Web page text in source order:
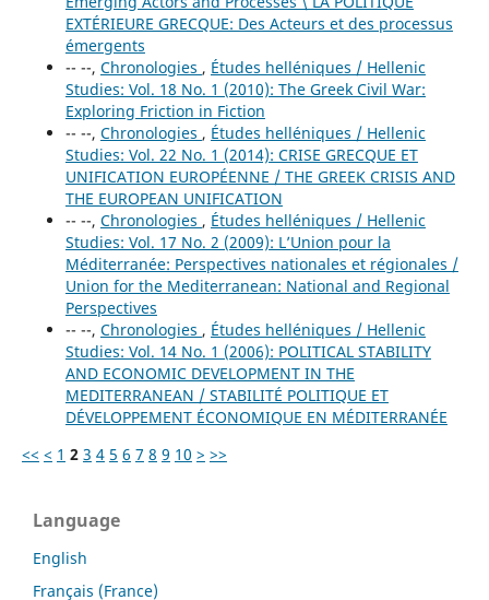
EXTÉRIEURE GRECQUE: Des Acteurs et des processus
émergents
-- --, Chronologies , Études helléniques / Hellenic
Studies: Vol. 18 No. 1 (2010): The Greek Civil War:
Exploring Friction in Fiction
-- --, Chronologies , Études helléniques / Hellenic
Studies: Vol. 22 No. 1 (2014): CRISE GRECQUE ET
UNIFICATION EUROPÉENNE / THE GREEK CRISIS AND
THE EUROPEAN UNIFICATION
-- --, Chronologies , Études helléniques / Hellenic
Studies: Vol. 17 No. 2 (2009): L’Union pour la
Méditerranée: Perspectives nationales et régionales /
Union for the Mediterranean: National and Regional
Perspectives
-- --, Chronologies , Études helléniques / Hellenic
Studies: Vol. 14 No. 1 (2006): POLITICAL STABILITY
AND ECONOMIC DEVELOPMENT IN THE
MEDITERRANEAN / STABILITÉ POLITIQUE ET
DÉVELOPPEMENT ÉCONOMIQUE EN MÉDITERRANÉE
<< < 1 2 3 4 5 6 7 8 9 10 > >>
Language
English
Français (France)